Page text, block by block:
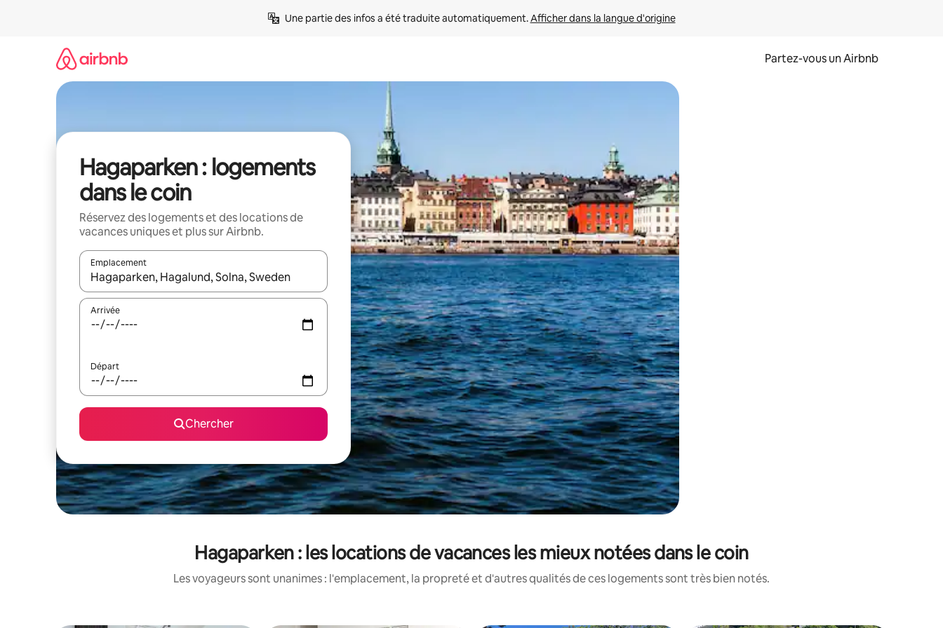
Une partie des infos a été traduite automatiquement. Afficher dans la langue d'origine
Partez-vous un Airbnb
Hagaparken : logements
dans le coin
Réservez des logements et des locations de
vacances uniques et plus sur Airbnb.
Emplacement
Quand les résultats sont affichés, parcourez-les en utilisant les flèches vers le haut et vers le bas, ou en appuyant dessus et en les faisant glisser.
Arrivée
Départ
Chercher
Hagaparken : les locations de vacances les mieux notées dans le coin
Les voyageurs sont unanimes : l'emplacement, la propreté et d'autres qualités de ces logements sont très bien notés.